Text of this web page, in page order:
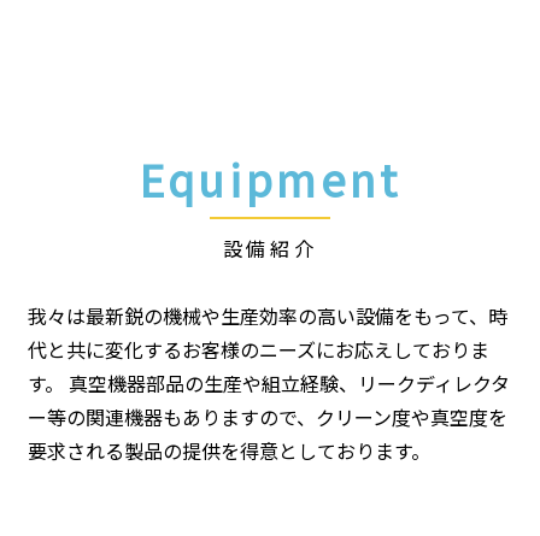
Equipment
設備紹介
我々は最新鋭の機械や生産効率の高い設備をもって、時
代と共に変化するお客様のニーズにお応えしておりま
す。 真空機器部品の生産や組立経験、リークディレクタ
ー等の関連機器もありますので、クリーン度や真空度を
要求される製品の提供を得意としております。